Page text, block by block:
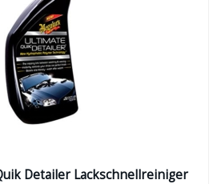
Detailer Lackschnellreiniger